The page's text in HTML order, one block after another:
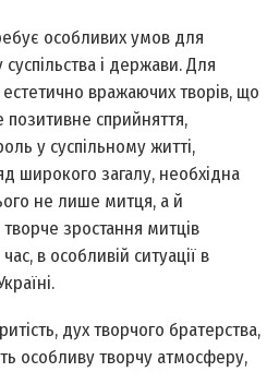
особливих умов для
і держави. Для
вражаючих творів, що
позитивне сприйняття,
у суспільному житті,
широкого загалу, необхідна
не лише митця, а й
зростання митців
в особливій ситуації в
дух творчого братерства,
особливу творчу атмосферу,